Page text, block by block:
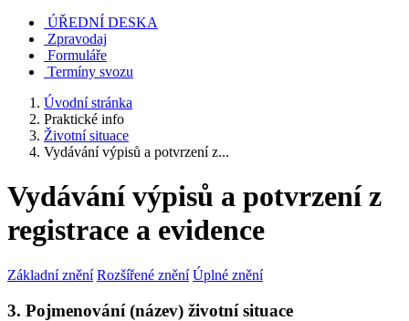
ÚŘEDNÍ DESKA
Zpravodaj
Formuláře
Termíny svozu
Úvodní stránka
Praktické info
Životní situace
Vydávání výpisů a potvrzení z...
Vydávání výpisů a potvrzení z
registrace a evidence
Základní znění Rozšířené znění Úplné znění
3. Pojmenování (název) životní situace